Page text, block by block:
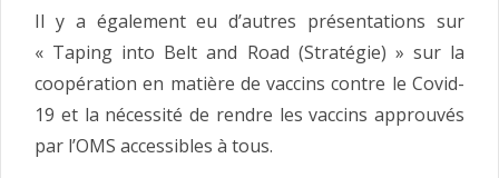
Il y a également eu d’autres présentations sur
« Taping into Belt and Road (Stratégie) » sur la
coopération en matière de vaccins contre le Covid-
19 et la nécessité de rendre les vaccins approuvés
par l’OMS accessibles à tous.